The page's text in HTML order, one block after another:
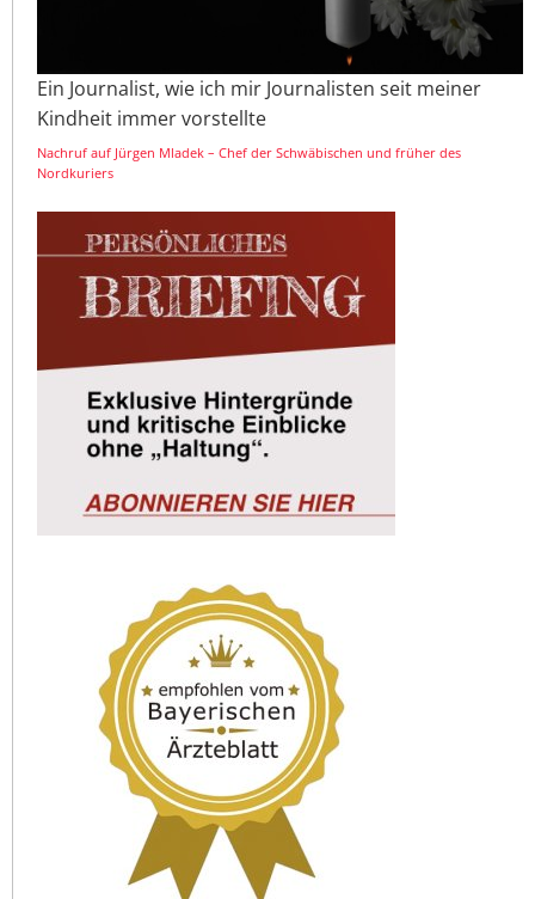
Ein Journalist, wie ich mir Journalisten seit meiner
Kindheit immer vorstellte
Nachruf auf Jürgen Mladek – Chef der Schwäbischen und früher des
Nordkuriers